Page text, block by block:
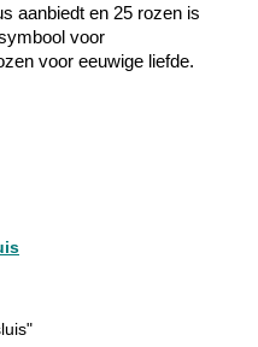
aanbiedt en 25 rozen is
voor